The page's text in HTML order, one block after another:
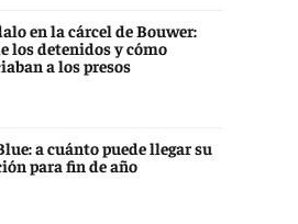
en la cárcel de Bouwer:
los detenidos y cómo
a los presos
a cuánto puede llegar su
para fin de año